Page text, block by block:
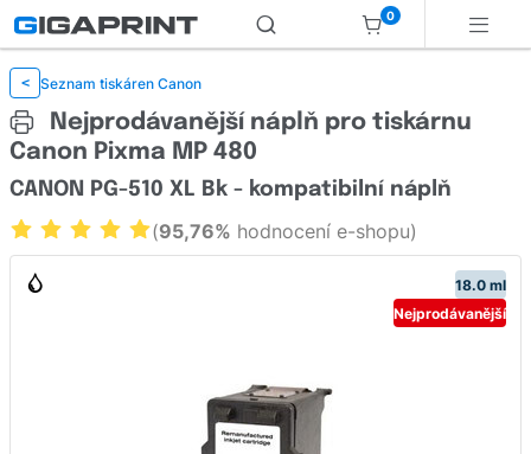
0
< Seznam tiskáren Canon
Nejprodávanější náplň pro tiskárnu
Canon Pixma MP 480
18.0 ml
Nejprodávanější
CANON PG-510 XL Bk - kompatibilní náplň
(95,76% hodnocení e-shopu)